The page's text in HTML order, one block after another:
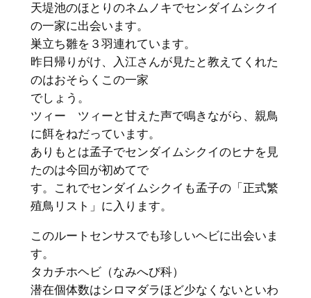
天堤池のほとりのネムノキでセンダイムシクイ
の一家に出会います。
巣立ち雛を３羽連れています。
昨日帰りがけ、入江さんが見たと教えてくれた
のはおそらくこの一家
でしょう。
ツィー ツィーと甘えた声で鳴きながら、親鳥
に餌をねだっています。
ありもとは孟子でセンダイムシクイのヒナを見
たのは今回が初めてで
す。これでセンダイムシクイも孟子の「正式繁
殖鳥リスト」に入ります。
このルートセンサスでも珍しいヘビに出会いま
す。
タカチホヘビ（なみへび科）
潜在個体数はシロマダラほど少なくないといわ